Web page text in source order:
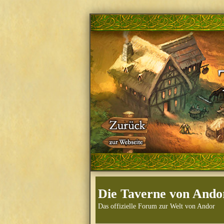
Die Taverne von
Das offizielle Forum zur Welt von Andor